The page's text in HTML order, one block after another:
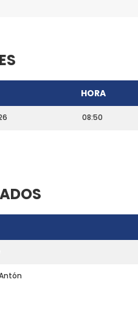
HORA
08:50
La Gomera